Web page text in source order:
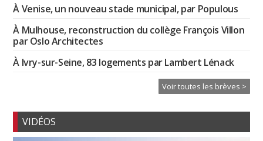
À Venise, un nouveau stade municipal, par Populous
À Mulhouse, reconstruction du collège François Villon
par Oslo Architectes
À Ivry-sur-Seine, 83 logements par Lambert Lénack
Voir toutes les brèves >
VIDÉOS